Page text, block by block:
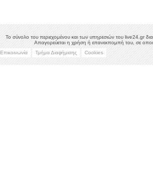
Το σύνολο του περιεχομένου και των υπηρεσιών του live24.gr
Απαγορεύεται η χρήση ή επανεκπομπή του, σε
Επικοινωνία Τμήμα Διαφήμισης Cookies